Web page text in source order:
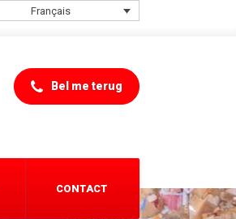
Français
CONTACT
Bel me terug